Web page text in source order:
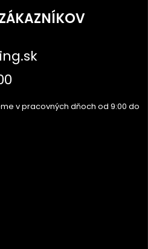
v pracovných dňoch od 9:00 do